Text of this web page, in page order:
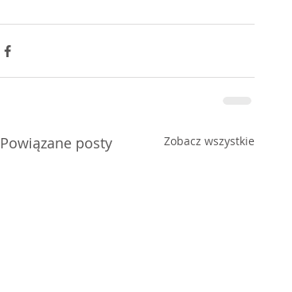
Powiązane posty Zobacz wszystkie